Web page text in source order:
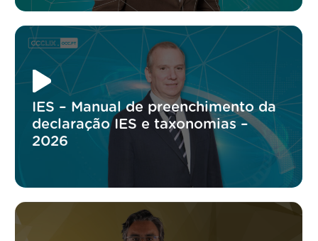
IES – Manual de preenchimento da
declaração IES e taxonomias –
2026